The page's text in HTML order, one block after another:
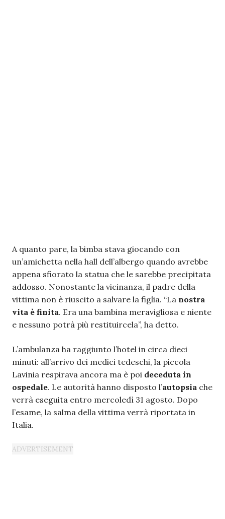
A quanto pare, la bimba stava giocando con
un’amichetta nella hall dell’albergo quando avrebbe
appena sfiorato la statua che le sarebbe precipitata
addosso. Nonostante la vicinanza, il padre della
vittima non è riuscito a salvare la figlia. “La nostra
vita è finita. Era una bambina meravigliosa e niente
e nessuno potrà più restituircela”, ha detto.
L’ambulanza ha raggiunto l’hotel in circa dieci
minuti: all’arrivo dei medici tedeschi, la piccola
Lavinia respirava ancora ma è poi deceduta in
ospedale. Le autorità hanno disposto l’autopsia che
verrà eseguita entro mercoledì 31 agosto. Dopo
l’esame, la salma della vittima verrà riportata in
Italia.